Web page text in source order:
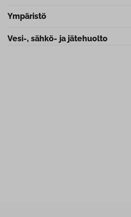
Ympäristö
Vesi-, sähkö- ja jätehuolto